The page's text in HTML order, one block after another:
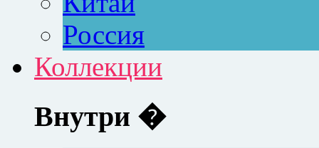
Россия
Коллекции
Внутри �